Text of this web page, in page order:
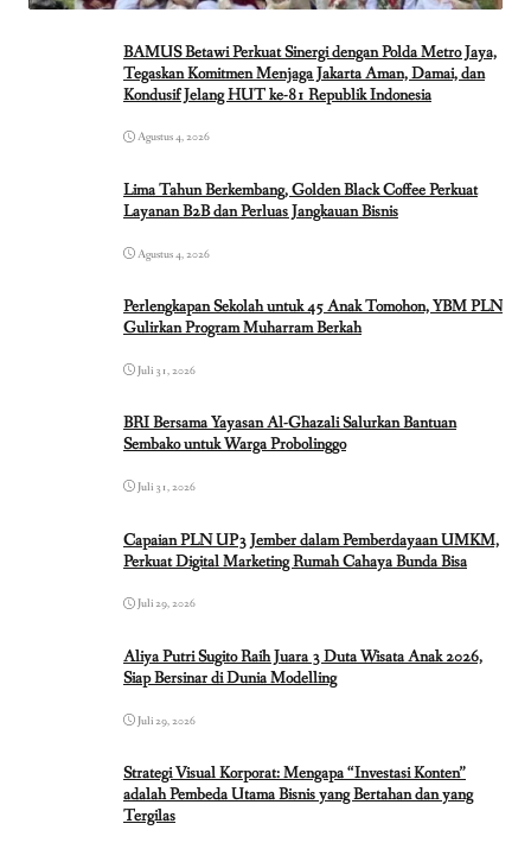
BAMUS Betawi Perkuat Sinergi dengan Polda Metro Jaya,
Tegaskan Komitmen Menjaga Jakarta Aman, Damai, dan
Kondusif Jelang HUT ke-81 Republik Indonesia
Agustus 4, 2026
Lima Tahun Berkembang, Golden Black Coffee Perkuat
Layanan B2B dan Perluas Jangkauan Bisnis
Agustus 4, 2026
Perlengkapan Sekolah untuk 45 Anak Tomohon, YBM PLN
Gulirkan Program Muharram Berkah
Juli 31, 2026
BRI Bersama Yayasan Al-Ghazali Salurkan Bantuan
Sembako untuk Warga Probolinggo
Juli 31, 2026
Capaian PLN UP3 Jember dalam Pemberdayaan UMKM,
Perkuat Digital Marketing Rumah Cahaya Bunda Bisa
Juli 29, 2026
Aliya Putri Sugito Raih Juara 3 Duta Wisata Anak 2026,
Siap Bersinar di Dunia Modelling
Juli 29, 2026
Strategi Visual Korporat: Mengapa “Investasi Konten”
adalah Pembeda Utama Bisnis yang Bertahan dan yang
Tergilas